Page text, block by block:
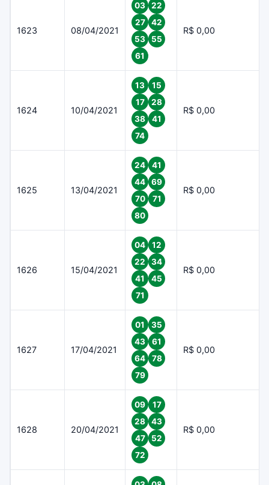
1623 08/04/2021
03
22
27
42
53
55
61
R$ 0,00
1624 10/04/2021
13
15
17
28
38
41
74
R$ 0,00
1625 13/04/2021
24
41
44
69
70
71
80
R$ 0,00
1626 15/04/2021
04
12
22
34
41
45
71
R$ 0,00
1627 17/04/2021
01
35
43
61
64
78
79
R$ 0,00
1628 20/04/2021
09
17
28
43
47
52
72
R$ 0,00